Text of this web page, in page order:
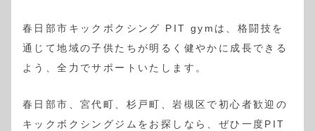
春日部市キックボクシング PIT gymは、格闘技を
通じて地域の子供たちが明るく健やかに成長できる
よう、全力でサポートいたします。
春日部市、宮代町、杉戸町、岩槻区で初心者歓迎の
キックボクシングジムをお探しなら、ぜひ一度PIT